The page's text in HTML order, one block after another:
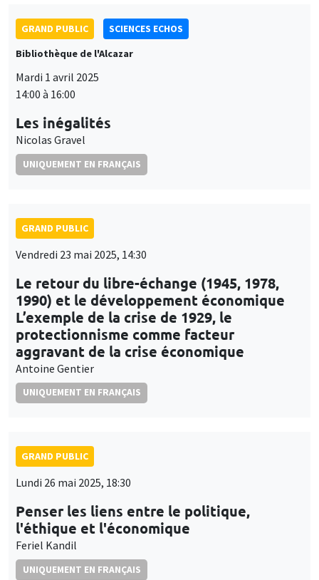
GRAND PUBLIC
SCIENCES ECHOS
Bibliothèque de l'Alcazar
Mardi 1 avril 2025
14:00 à 16:00
Les inégalités
Nicolas Gravel
UNIQUEMENT EN FRANÇAIS
GRAND PUBLIC
Vendredi 23 mai 2025, 14:30
Le retour du libre-échange (1945, 1978,
1990) et le développement économique
L’exemple de la crise de 1929, le
protectionnisme comme facteur
aggravant de la crise économique
Antoine Gentier
UNIQUEMENT EN FRANÇAIS
GRAND PUBLIC
Lundi 26 mai 2025, 18:30
Penser les liens entre le politique,
l'éthique et l'économique
Feriel Kandil
UNIQUEMENT EN FRANÇAIS